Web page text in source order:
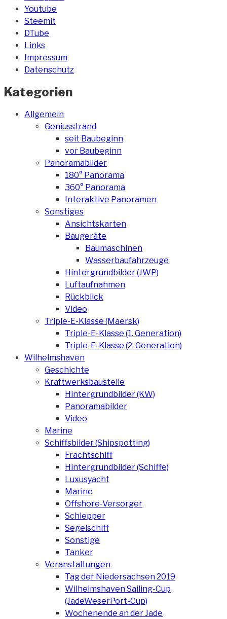
Youtube
Steemit
DTube
Links
Impressum
Datenschutz
Kategorien
Allgemein
Geniusstrand
seit Baubeginn
vor Baubeginn
Panoramabilder
180° Panorama
360° Panorama
Interaktive Panoramen
Sonstiges
Ansichtskarten
Baugeräte
Baumaschinen
Wasserbaufahrzeuge
Hintergrundbilder (JWP)
Luftaufnahmen
Rückblick
Video
Triple-E-Klasse (Maersk)
Triple-E-Klasse (1. Generation)
Triple-E-Klasse (2. Generation)
Wilhelmshaven
Geschichte
Kraftwerksbaustelle
Hintergrundbilder (KW)
Panoramabilder
Video
Marine
Schiffsbilder (Shipspotting)
Frachtschiff
Hintergrundbilder (Schiffe)
Luxusyacht
Marine
Offshore-Versorger
Schlepper
Segelschiff
Sonstige
Tanker
Veranstaltungen
Tag der Niedersachsen 2019
Wilhelmshaven Sailing-Cup
(JadeWeserPort-Cup)
Wochenende an der Jade